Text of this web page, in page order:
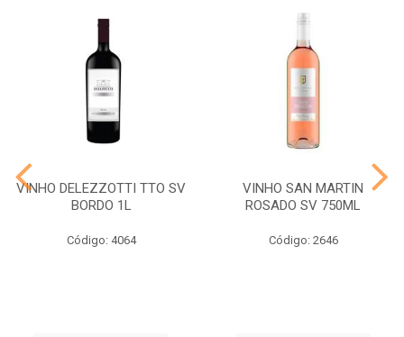
VINHO DELEZZOTTI TTO SV
BORDO 1L
Código: 4064
VINHO SAN MARTIN
ROSADO SV 750ML
Código: 2646